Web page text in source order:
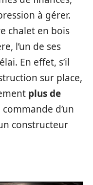
à gérer.
chalet en bois
l’un de ses
En effet, s’il
sur place,
plus de
d’un
constructeur